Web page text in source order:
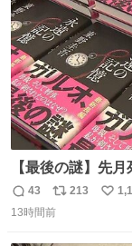
【最後の謎】先
憶」発売 代表作
news.livedoor.com/article/
返
信
43
リ
ポ
213
い
13時間前